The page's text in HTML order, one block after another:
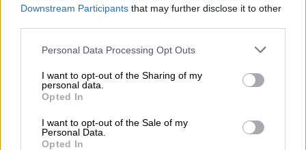
Downstream Participants that may further disclose it to other
Please note that this website/app uses one or more Google
not limited to your visit or usage behaviour. You may click to
grant or deny consent to Google and its third-party tags to
use your data for below specified purposes in below Google
consent section.
Personal Data Processing Opt Outs
I want to opt-out of the Sharing of my
personal data.
Opted In
I want to opt-out of the Sale of my
Personal Data.
Opted In
Σε συνέντευξη που παραχώρησε στην
εκπομπή «Super Κατερίνα», εξήγησε ότι
επιθυμεί να επικεντρωθεί στη δουλειά του
και να ξεκουραστεί, τονίζοντας πως ένιωσε
ότι ο κύκλος του στο σόου είχε
ολοκληρωθεί: «Πέρασα πολύ όμορφα, αλλά